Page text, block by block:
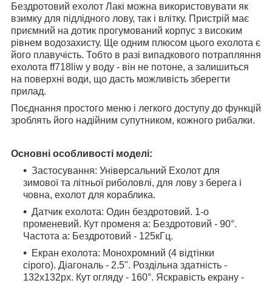
Бездротовий ехолот Лакі можна використовувати як
взимку для підлідного лову, так і влітку. Пристрій має
приємний на дотик прогумований корпус з високим
рівнем водозахисту. Ще одним плюсом цього ехолота є
його плавучість. Тобто в разі випадкового потрапляння
ехолота ff718liw у воду - він не потоне, а залишиться
на поверхні води, що дасть можливість зберегти
прилад.
Поєднання простого меню і легкого доступу до функцій
зроблять його надійним супутником, кожного рибалки.
Основні особливості моделі:
Застосування: Універсальний Ехолот для
зимової та літньої риболовлі, для лову з берега і
човна, ехолот для кораблика.
Датчик ехолота: Один бездротовий. 1-о
променевий. Кут променя а: Бездротовий - 90°.
Частота а: Бездротовий - 125кГц.
Екран ехолота: Монохромний (4 відтінки
сірого). Діагональ - 2.5". Роздільна здатність -
132х132px. Кут огляду - 160°. Яскравість екрану -